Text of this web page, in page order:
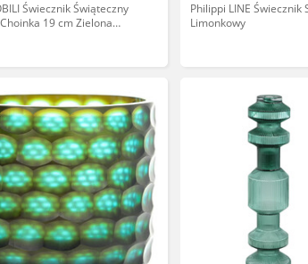
Świecznik Świąteczny
19 cm Zielona
Philippi LINE Świecznik
Limonkowy